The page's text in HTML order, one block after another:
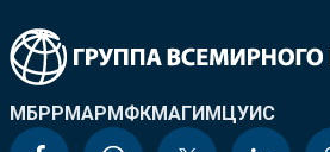
МБРРМАРМФКМАГИМЦУИС